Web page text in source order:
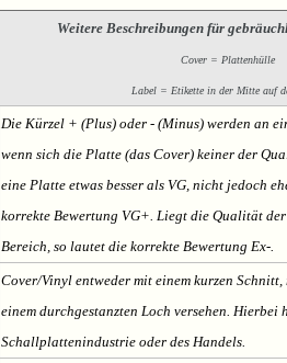
Weitere Beschreibungen für
Cover = Plattenhülle
Label = Etikette in der Mitte auf
Die Kürzel + (Plus) oder - (Minus) werden an
wenn sich die Platte (das Cover) keiner der
eine Platte etwas besser als VG, nicht jedoch
korrekte Bewertung VG+. Liegt die Qualität
Bereich, so lautet die korrekte Bewertung Ex-.
Cover/Vinyl entweder mit einem kurzen
einem durchgestanzten Loch versehen. Hierbei
Schallplattenindustrie oder des Handels.